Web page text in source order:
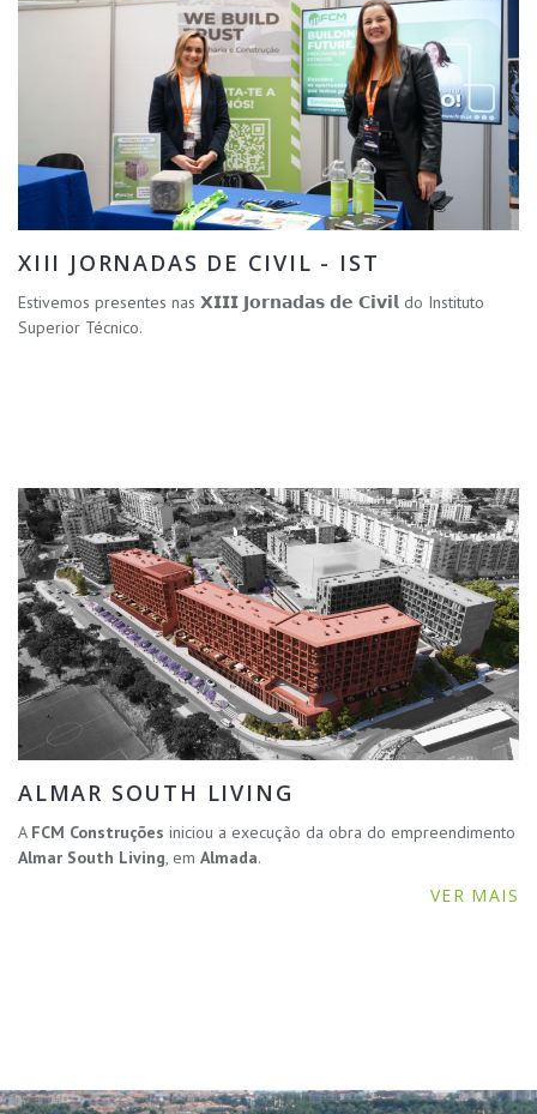
XIII JORNADAS DE CIVIL - IST
Estivemos presentes nas 𝗫𝗜𝗜𝗜 𝗝𝗼𝗿𝗻𝗮𝗱𝗮𝘀 𝗱𝗲 𝗖𝗶𝘃𝗶𝗹 do Instituto
Superior Técnico.
ALMAR SOUTH LIVING
A FCM Construções iniciou a execução da obra do empreendimento
Almar South Living, em Almada.
VER MAIS